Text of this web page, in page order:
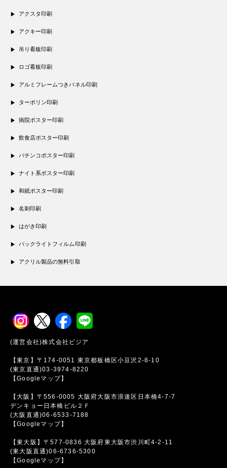
アクスタ印刷
アクキー印刷
吊り看板印刷
ロゴ看板印刷
アルミフレームつきパネル印刷
ターポリン印刷
病院ポスター印刷
飲食店ポスター印刷
パチンコポスター印刷
ナイト系ポスター印刷
和紙ポスター印刷
名刺印刷
はがき印刷
バックライトフィルム印刷
アクリル製品の無料引取
(運営会社)株式会社ビジア
【東京】〒174-0051 東京都板橋区小豆沢2-8-10
(東京直通)03-3974-8220
【Googleマップ】
【大阪】〒556-0005 大阪府大阪市浪速区日本橋4-7-7
デンキョー日本橋ビル２Ｆ
(大阪直通)06-6533-7188
【Googleマップ】
【東大阪】〒577-0836 大阪府東大阪市渋川町4-2-11
(東大阪直通)06-6736-5300
【Googleマップ】